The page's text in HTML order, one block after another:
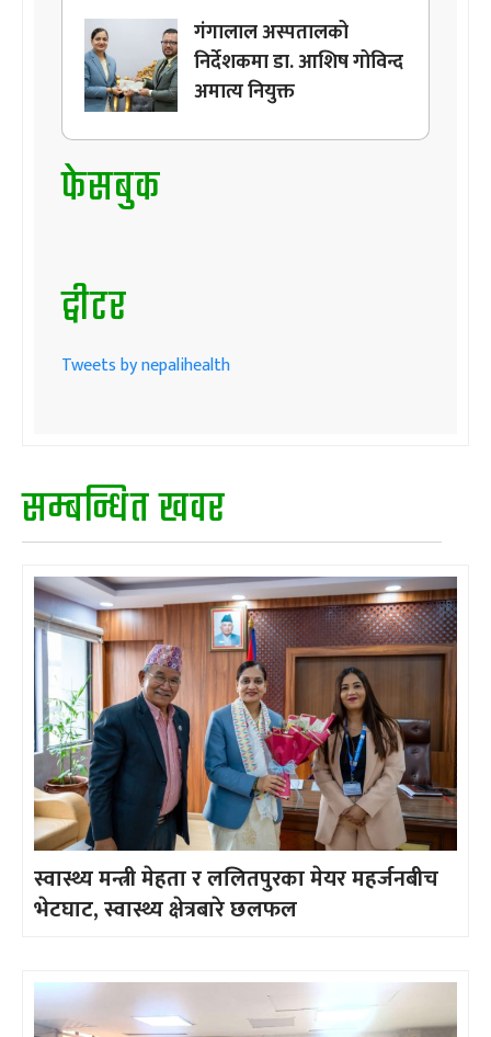
गंगालाल अस्पतालको
निर्देशकमा डा. आशिष गोविन्द
अमात्य नियुक्त
फेसबुक
ट्वीटर
Tweets by nepalihealth
सम्बन्धित खवर
स्वास्थ्य मन्त्री मेहता र ललितपुरका मेयर महर्जनबीच
भेटघाट, स्वास्थ्य क्षेत्रबारे छलफल